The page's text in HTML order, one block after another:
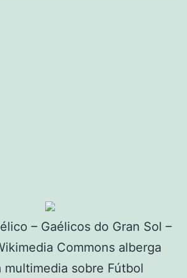
– Gaélicos do Gran Sol –
Commons alberga
multimedia sobre Fútbol